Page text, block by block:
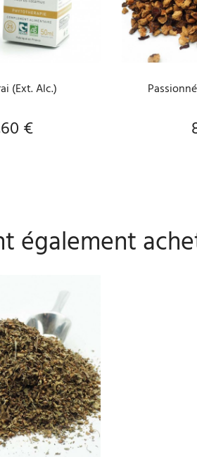
AU PANIER
(Ext. Alc.)
Prix €
également
AU PANIER